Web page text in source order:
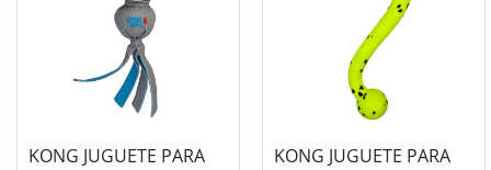
KONG JUGUETE PARA
KONG JUGUETE PARA